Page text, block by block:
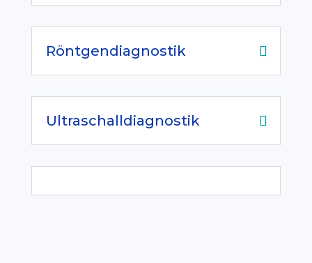
Röntgendiagnostik
Ultraschalldiagnostik